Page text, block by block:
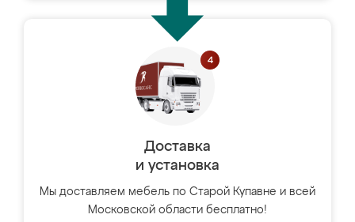
Доставка
и установка
Мы доставляем мебель по Старой Купавне и всей
Московской области бесплатно!